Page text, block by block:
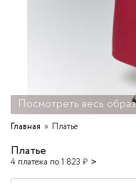
Посмотреть весь образ
Главная Платье
Платье
4 платежа по 1 823 ₽